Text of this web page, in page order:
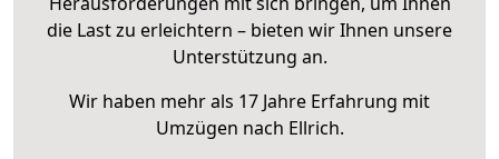
die Last zu erleichtern – bieten wir Ihnen unsere
Unterstützung an.
Wir haben mehr als 17 Jahre Erfahrung mit
Umzügen nach Ellrich.